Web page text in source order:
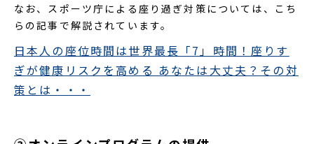
なお、スポーツ庁による座り過ぎ対策については、こち
らの記事で解説されています。
日本人の座位時間は世界最長「7」時間！座りす
ぎが健康リスクを高める あなたは大丈夫？その対
策とは・・・